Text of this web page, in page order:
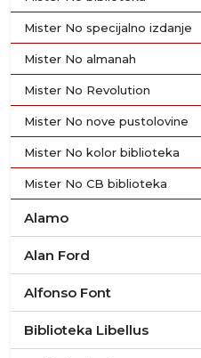
Mister No specijalno izdanje
Mister No almanah
Mister No Revolution
Mister No nove pustolovine
Mister No kolor biblioteka
Mister No CB biblioteka
Alamo
Alan Ford
Alfonso Font
Biblioteka Libellus